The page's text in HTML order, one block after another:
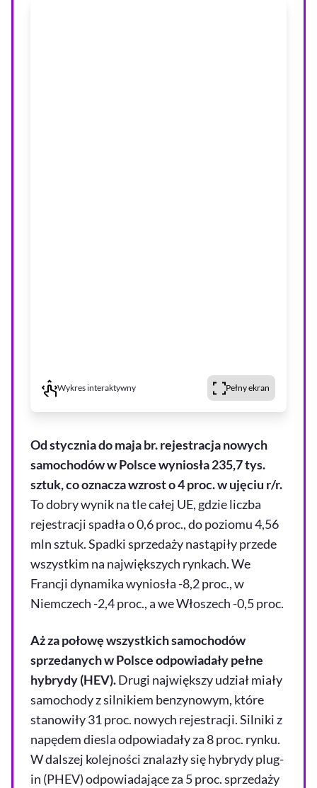
Wykres interaktywny Pełny ekran
Od stycznia do maja br. rejestracja nowych
samochodów w Polsce wyniosła 235,7 tys.
sztuk, co oznacza wzrost o 4 proc. w ujęciu r/r.
To dobry wynik na tle całej UE, gdzie liczba
rejestracji spadła o 0,6 proc., do poziomu 4,56
mln sztuk. Spadki sprzedaży nastąpiły przede
wszystkim na największych rynkach. We
Francji dynamika wyniosła -8,2 proc., w
Niemczech -2,4 proc., a we Włoszech -0,5 proc.
Aż za połowę wszystkich samochodów
sprzedanych w Polsce odpowiadały pełne
hybrydy (HEV).Drugi największy udział miały
samochody z silnikiem benzynowym, które
stanowiły 31 proc. nowych rejestracji. Silniki z
napędem diesla odpowiadały za 8 proc. rynku.
W dalszej kolejności znalazły się hybrydy plug-
in (PHEV) odpowiadające za 5 proc. sprzedaży